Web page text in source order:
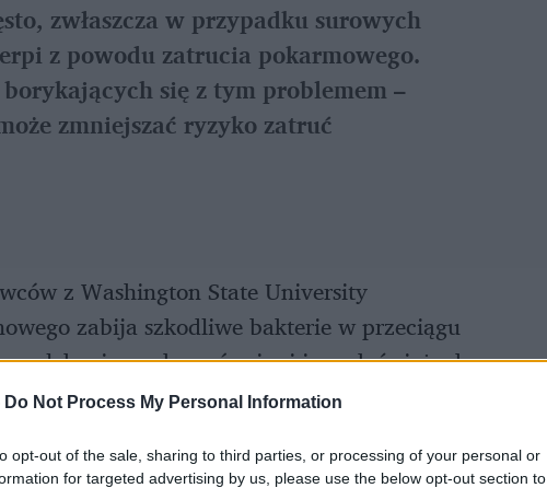
Do Not Process My Personal Information
opt-out of the sale, sharing to third parties, or processing of your personal or
for targeted advertising by us, please use the below opt-out section to
zwłaszcza w przypadku surowych
z powodu zatrucia pokarmowego.
się z tym problemem –
zmniejszać ryzyko zatruć
z Washington State University
zabija szkodliwe bakterie w przeciągu
opakowań mięs i innych świeżych
mięsa, owoców, warzyw i
zabić 6 głównych szczepów toksyn